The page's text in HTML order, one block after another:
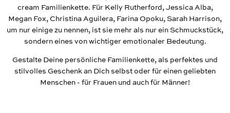
cream Familienkette. Für Kelly Rutherford, Jessica Alba,
Megan Fox, Christina Aguilera, Farina Opoku, Sarah Harrison,
um nur einige zu nennen, ist sie mehr als nur ein Schmuckstück,
sondern eines von wichtiger emotionaler Bedeutung.
Gestalte Deine persönliche Familienkette, als perfektes und
stilvolles Geschenk an Dich selbst oder für einen geliebten
Menschen - für Frauen und auch für Männer!